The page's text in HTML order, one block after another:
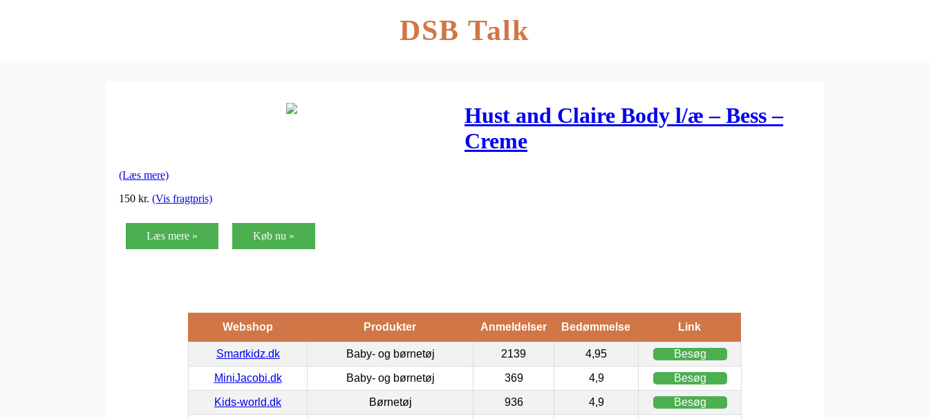
DSB Talk
Hust and Claire Body l/æ – Bess –
Creme
(Læs mere)
150 kr. (Vis fragtpris)
Læs mere » Køb nu »
Webshop Produkter Anmeldelser Bedømmelse Link
Smartkidz.dk Baby- og børnetøj 2139 4,95 Besøg
MiniJacobi.dk Baby- og børnetøj 369 4,9 Besøg
Kids-world.dk Børnetøj 936 4,9 Besøg